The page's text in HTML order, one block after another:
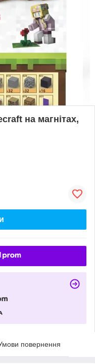
на магнітах,
повернення